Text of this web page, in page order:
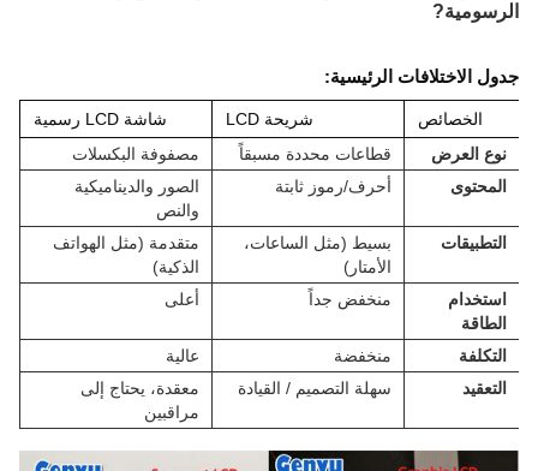
الرسومية?
جدول الاختلافات الرئيسية:
الخصائص شريحة LCD
شاشة LCD رسمية
نوع العرض
قطاعات محددة مسبقاً
مصفوفة البكسلات
المحتوى
أحرف/رموز ثابتة
الصور والديناميكية
والنص
التطبيقات
بسيط (مثل الساعات،
الأمتار)
متقدمة (مثل الهواتف
الذكية)
استخدام
الطاقة
منخفض جداً أعلى
التكلفة منخفضة
عالية
التعقيد
سهلة التصميم / القيادة
معقدة، يحتاج إلى
مراقبين